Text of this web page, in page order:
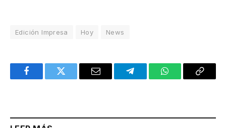
Edición Impresa Hoy News
FacebookTwitter Email TelegramWhatsAppCopy